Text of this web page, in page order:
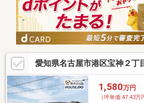
愛知県名古屋市港区宝神２丁
1,580万円
（坪単価:47.43万